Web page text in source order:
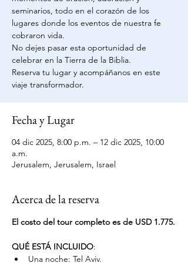
seminarios, todo en el corazón de los
lugares donde los eventos de nuestra fe
cobraron vida.
No dejes pasar esta oportunidad de
celebrar en la Tierra de la Biblia.
Reserva tu lugar y acompáñanos en este
viaje transformador.
Fecha y Lugar
04 dic 2025, 8:00 p.m. – 12 dic 2025, 10:00
a.m.
Jerusalem, Jerusalem, Israel
Acerca de la reserva
El costo del tour completo es de USD 1.775.
QUÉ ESTÁ INCLUIDO:
Una noche: Tel Aviv.